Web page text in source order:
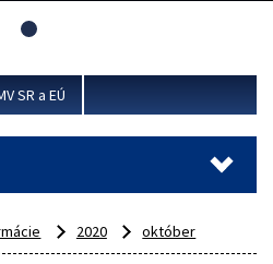
učebne a moderné
SR a EÚ
2020 október